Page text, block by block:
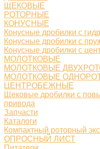
ЩЕКОВЫЕ
РОТОРНЫЕ
КОНУСНЫЕ
Конусные дробилки с
Конусные дробилки с
Конусные дробилки с
МОЛОТКОВЫЕ
МОЛОТКОВЫЕ
МОЛОТКОВЫЕ
ЦЕНТРОБЕЖНЫЕ
Щековые дробилки с
привода
Запчасти
Каталоги
Компактный роторный
ОПРОСНЫЙ ЛИСТ